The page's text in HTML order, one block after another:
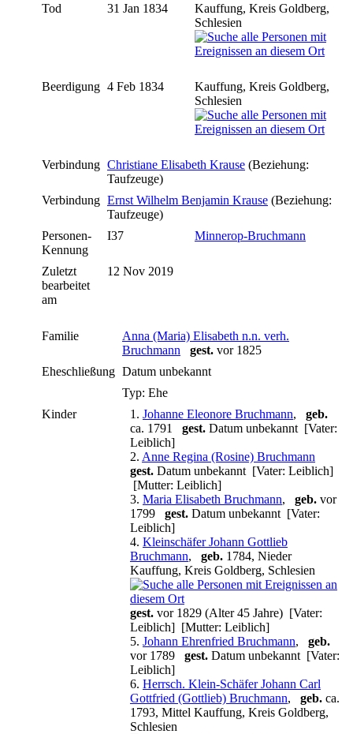
Tod
31 Jan 1834
Kauffung, Kreis Goldberg,
Schlesien
Beerdigung 4 Feb 1834
Kauffung, Kreis Goldberg,
Schlesien
Verbindung Christiane Elisabeth Krause (Beziehung:
Taufzeuge)
Verbindung Ernst Wilhelm Benjamin Krause (Beziehung:
Taufzeuge)
Personen-
Kennung
I37 Minnerop-Bruchmann
Zuletzt
bearbeitet
am
12 Nov 2019
Familie
Anna (Maria) Elisabeth n.n. verh.
Bruchmann
gest. vor 1825
Eheschließung Datum unbekannt
Typ: Ehe
Kinder
1. Johanne Eleonore Bruchmann, geb.
ca. 1791 gest. Datum unbekannt [Vater:
Leiblich]
2. Anne Regina (Rosine) Bruchmann
gest. Datum unbekannt [Vater: Leiblich]
[Mutter: Leiblich]
3. Maria Elisabeth Bruchmann, geb. vor
1799 gest. Datum unbekannt [Vater:
Leiblich]
4. Kleinschäfer Johann Gottlieb
Bruchmann, geb. 1784, Nieder
Kauffung, Kreis Goldberg, Schlesien
gest. vor 1829 (Alter 45 Jahre) [Vater:
Leiblich] [Mutter: Leiblich]
5. Johann Ehrenfried Bruchmann, geb.
vor 1789 gest. Datum unbekannt [Vater:
Leiblich]
6. Herrsch. Klein-Schäfer Johann Carl
Gottfried (Gottlieb) Bruchmann, geb. ca.
1793, Mittel Kauffung, Kreis Goldberg,
Schlesien